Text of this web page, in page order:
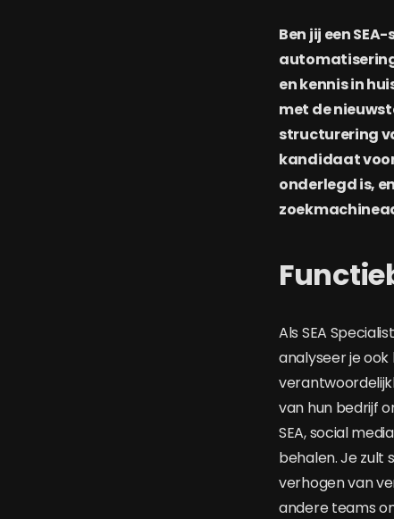
Ben jij een
en kennis in
met de
structurering
kandidaat
onderlegd is,
Als SEA
analyseer je
van hun bedrijf
SEA, social
behalen. Je zult
verhogen van
andere teams